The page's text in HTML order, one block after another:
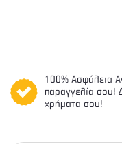
100% Ασφάλεια
παραγγελία σου!
χρήματα σου!